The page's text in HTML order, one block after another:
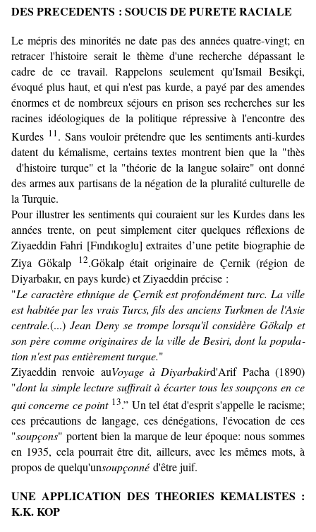
DES PRECEDENTS : SOUCIS DE PURETE RACIALE
Le mépris des minorités ne date pas des années quatre-vingt; en
retracer l'histoire serait le thème d'une recherche dépassant le
cadre de ce travail. Rappelons seulement qu'Ismail Besikçi,
évoqué plus haut, et qui n'est pas kurde, a payé par des amendes
énormes et de nombreux séjours en prison ses recherches sur les
racines idéologiques de la politique répres­sive à l'encontre des
Kurdes 11 . Sans vouloir prétendre que les sentiments anti-kurdes
datent du kémalisme, certains textes montrent bien que la "thès
d'histoire turque" et la "théorie de la langue solaire" ont donné
des armes aux partisans de la négation de la pluralité culturelle de
la Turquie.
Pour illustrer les sentiments qui couraient sur les Kurdes dans les
années trente, on peut simplement citer quelques réflexions de
Ziyaeddin Fahri [Fındıkoglu] extraites d’une petite biographie de
Ziya Gökalp
12.Gökalp était originaire de Çernik (région de
Diyarbakır, en pays kurde) et Ziyaeddin précise :
"Le caractère ethnique de Çernik est profondément turc. La ville
est habitée par les vrais Turcs, fils des anciens Turkmen de l'Asie
centrale.(...) Jean Deny se trompe lorsqu'il considère Gökalp et
son père comme originaires de la ville de Besiri, dont la popula­
tion n'est pas entièrement turque."
Ziyaeddin renvoie auVoyage à Diyarbakird'Arif Pacha (1890)
"dont la simple lecture suffirait à écarter tous les soupçons en ce
qui concerne ce point 13.” Un tel état d'esprit s'appelle le racisme;
ces précautions de langage, ces dénégations, l'évocation de ces
"soupçons" portent bien la marque de leur époque: nous sommes
en 1935, cela pourrait être dit, ailleurs, avec les mêmes mots, à
propos de quelqu'unsoupçonné d'être juif.
UNE APPLICATION DES THEORIES KEMALISTES :
K.K. KOP